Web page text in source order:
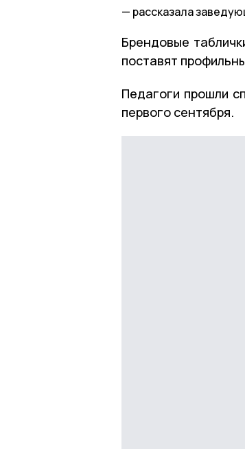
рассказала
Брендовые
поставят
Педагоги прошли
первого сентября.